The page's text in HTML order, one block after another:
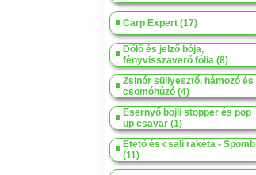
Carp Expert (17)
Dőlő és jelző bója,
fényvisszaverő fólia (8)
Zsinór süllyesztő, hámozó és
csomóhúzó (4)
Esernyő bojli stopper és pop
up csavar (1)
Etető és csali rakéta - Spomb
(11)